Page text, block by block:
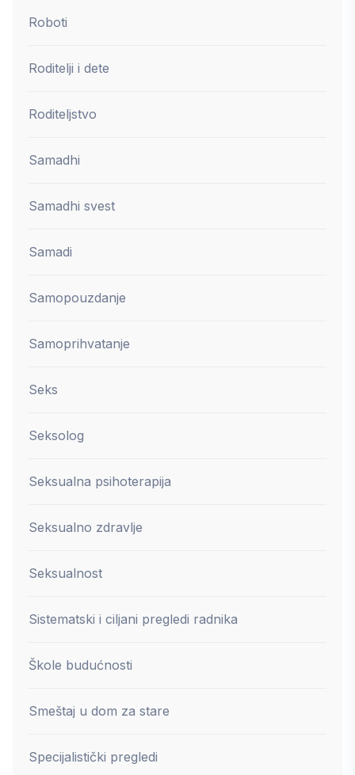
Roboti
Roditelji i dete
Roditeljstvo
Samadhi
Samadhi svest
Samadi
Samopouzdanje
Samoprihvatanje
Seks
Seksolog
Seksualna psihoterapija
Seksualno zdravlje
Seksualnost
Sistematski i ciljani pregledi radnika
Škole budućnosti
Smeštaj u dom za stare
Specijalistički pregledi